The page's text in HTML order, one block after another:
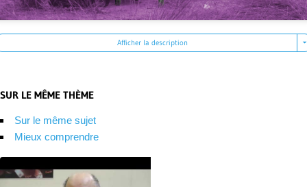
Afficher la description
SUR LE MÊME THÈME
Sur le même sujet
Mieux comprendre